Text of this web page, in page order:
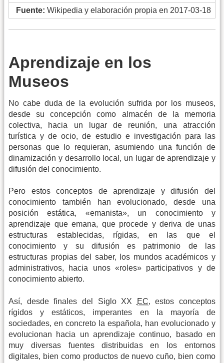
Fuente: Wikipedia y elaboración propia en 2017-03-18
Aprendizaje en los
Museos
No cabe duda de la evolución sufrida por los museos,
desde su concepción como almacén de la memoria
colectiva, hacia un lugar de reunión, una atracción
turística y de ocio, de estudio e investigación para las
personas que lo requieran, asumiendo una función de
dinamización y desarrollo local, un lugar de aprendizaje y
difusión del conocimiento.
Pero estos conceptos de aprendizaje y difusión del
conocimiento también han evolucionado, desde una
posición estática, «emanista», un conocimiento y
aprendizaje que emana, que procede y deriva de unas
estructuras establecidas, rígidas, en las que el
conocimiento y su difusión es patrimonio de las
estructuras propias del saber, los mundos académicos y
administrativos, hacia unos «roles» participativos y de
conocimiento abierto.
Así, desde finales del Siglo XX EC, estos conceptos
rígidos y estáticos, imperantes en la mayoría de
sociedades, en concreto la española, han evolucionado y
evolucionan hacia un aprendizaje continuo, basado en
muy diversas fuentes distribuidas en los entornos
digitales, bien como productos de nuevo cuño, bien como